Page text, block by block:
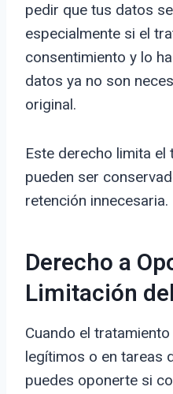
pedir que tus datos
especialmente si el
consentimiento y lo
datos ya no son
original.
Este derecho limita
pueden ser
retención innecesaria.
Derecho a
Limitación
Cuando el
legítimos o en tareas
puedes oponerte si